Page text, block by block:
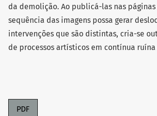
da demolição. Ao publicá-las nas
sequência das imagens possa gerar
intervenções que são distintas, cria-se
de processos artísticos em contínua
PDF